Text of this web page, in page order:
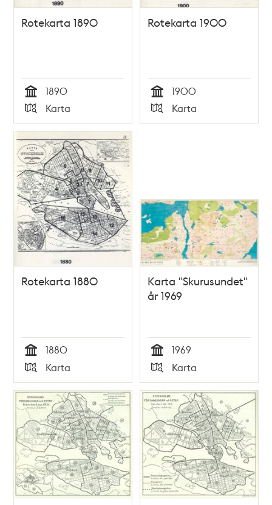
Rotekarta 1890
Tid
1890
Typ
Karta
Rotekarta 1900
Tid
1900
Typ
Karta
Rotekarta 1880
Tid
1880
Typ
Karta
Karta "Skurusundet"
år 1969
Tid
1969
Typ
Karta